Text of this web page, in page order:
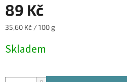
89 Kč
Měrná
35,60 Kč / 100 g
Skladem